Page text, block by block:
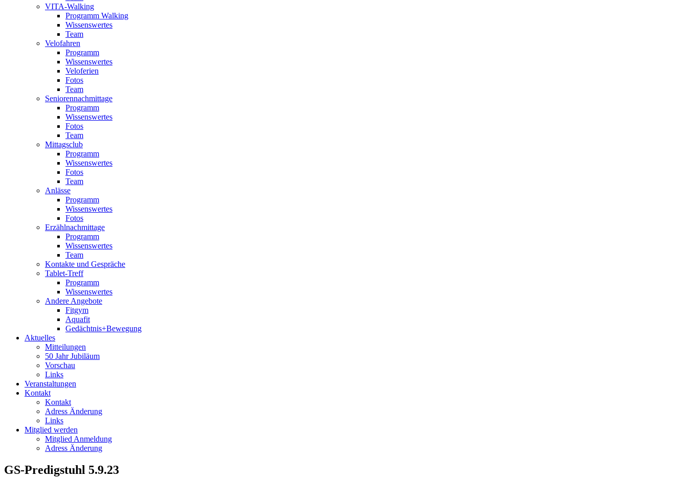
VITA-Walking
Programm Walking
Wissenswertes
Team
Velofahren
Programm
Wissenswertes
Veloferien
Fotos
Team
Seniorennachmittage
Programm
Wissenswertes
Fotos
Team
Mittagsclub
Programm
Wissenswertes
Fotos
Team
Anlässe
Programm
Wissenswertes
Fotos
Erzählnachmittage
Programm
Wissenswertes
Team
Kontakte und Gespräche
Tablet-Treff
Programm
Wissenswertes
Andere Angebote
Fitgym
Aquafit
Gedächtnis+Bewegung
Aktuelles
Mitteilungen
50 Jahr Jubiläum
Vorschau
Links
Veranstaltungen
Kontakt
Kontakt
Adress Änderung
Links
Mitglied werden
Mitglied Anmeldung
Adress Änderung
GS-Predigstuhl 5.9.23